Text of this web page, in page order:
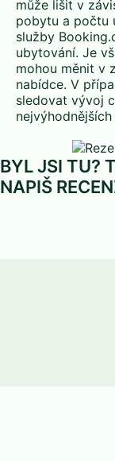
může lišit v
pobytu a počtu
služby
ubytování. Je
mohou měnit v
nabídce. V
sledovat vývoj
BYL JSI TU?
NAPIŠ